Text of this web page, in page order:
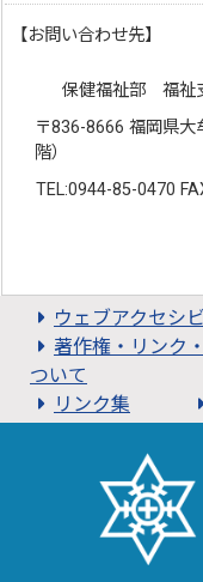
【お問い合わせ先】
保健福祉部 福祉
〒836-8666 福岡県大
階）
TEL:0944-85-0470
ウェブアクセシ
著作権・リンク
ついて
リンク集